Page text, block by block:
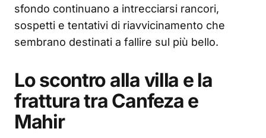
sfondo continuano a intrecciarsi rancori,
sospetti e tentativi di riavvicinamento che
sembrano destinati a fallire sul più bello.
Lo scontro alla villa e la
frattura tra Canfeza e
Mahir